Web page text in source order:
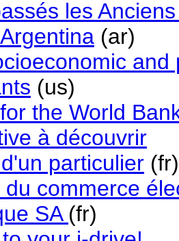
les
(ar)
(us)
the World
à découvrir
particulier (fr)
du commerce
SA (fr)